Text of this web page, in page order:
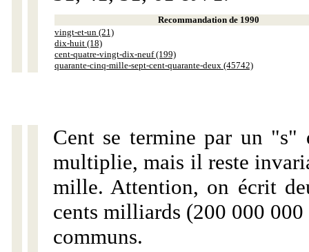
Recommandation de 1990
vingt-et-un (21)
dix-huit (18)
cent-quatre-vingt-dix-neuf (199)
quarante-cinq-mille-sept-cent-quarante-deux (45742)
Cent se termine par un "s"
multiplie, mais il reste
mille. Attention, on écrit
cents milliards (200 000
communs.